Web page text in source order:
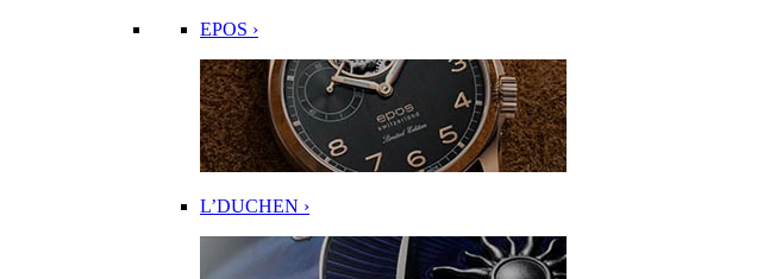
EPOS ›
L’DUCHEN ›